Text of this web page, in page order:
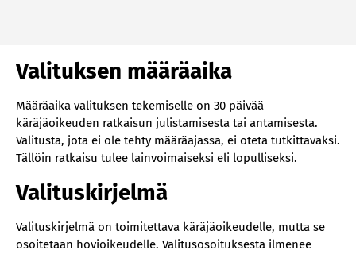
Valituksen määräaika
Määräaika valituksen tekemiselle on 30 päivää
käräjäoikeuden ratkaisun julistamisesta tai antamisesta.
Valitusta, jota ei ole tehty määräajassa, ei oteta tutkittavaksi.
Tällöin ratkaisu tulee lainvoimaiseksi eli lopulliseksi.
Valituskirjelmä
Valituskirjelmä on toimitettava käräjäoikeudelle, mutta se
osoitetaan hovioikeudelle. Valitusosoituksesta ilmenee